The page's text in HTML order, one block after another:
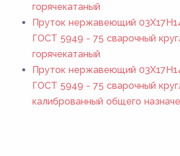
горячекатаный
Пруток нержавеющий
ГОСТ 5949 - 75 сварочный
горячекатаный
Пруток нержавеющий
ГОСТ 5949 - 75 сварочный
калиброванный общего